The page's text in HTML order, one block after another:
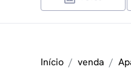
Início venda